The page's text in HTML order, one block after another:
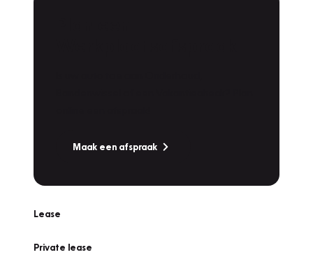
Maak een afspraak
Lease
Private lease